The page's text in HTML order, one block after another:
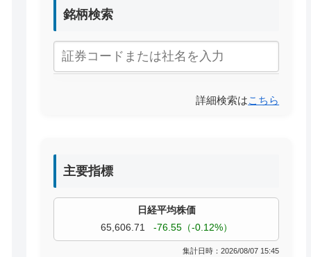
過去株価
銘柄検索
詳細検索はこちら
主要指標
TOPIX
4,074.93
+19.08（+0.47%）
集計日時：2026/08/07 15:45